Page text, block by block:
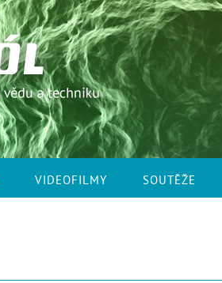
VIDEOFILMY SOUTĚŽE